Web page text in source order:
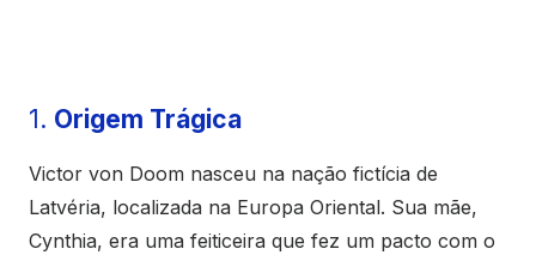
1. Origem Trágica
Victor von Doom nasceu na nação fictícia de
Latvéria, localizada na Europa Oriental. Sua mãe,
Cynthia, era uma feiticeira que fez um pacto com o